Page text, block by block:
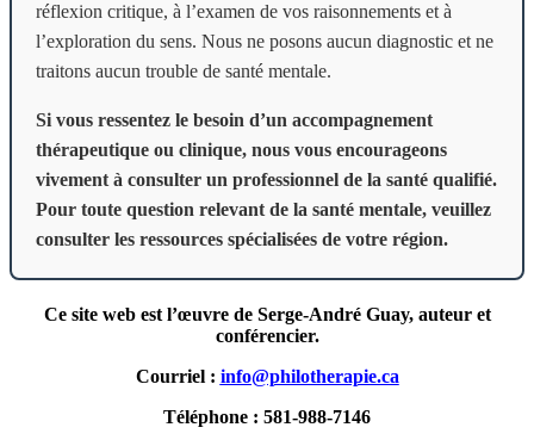
réflexion critique, à l’examen de vos raisonnements et à
l’exploration du sens. Nous ne posons aucun diagnostic et ne
traitons aucun trouble de santé mentale.
Si vous ressentez le besoin d’un accompagnement
thérapeutique ou clinique, nous vous encourageons
vivement à consulter un professionnel de la santé qualifié.
Pour toute question relevant de la santé mentale, veuillez
consulter les ressources spécialisées de votre région.
Ce site web est l’œuvre de Serge-André Guay, auteur et
conférencier.
Courriel : info@philotherapie.ca
Téléphone : 581-988-7146